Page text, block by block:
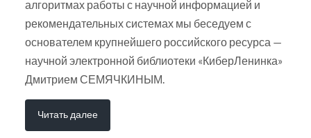
алгоритмах работы с научной информацией и
рекомендательных системах мы беседуем с
основателем крупнейшего российского ресурса —
научной электронной библиотеки «КиберЛенинка»
Дмитрием СЕМЯЧКИНЫМ.
Читать далее